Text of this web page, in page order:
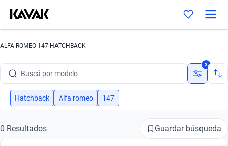
ALFA ROMEO 147 HATCHBACK
Buscá por modelo
Buscá por versión
Buscá por marca
3
Hatchback Alfa romeo 147
0 Resultados Guardar búsqueda